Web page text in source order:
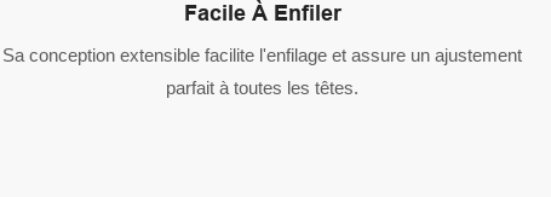
Facile À Enfiler
Sa conception extensible facilite l'enfilage et assure un ajustement
parfait à toutes les têtes.